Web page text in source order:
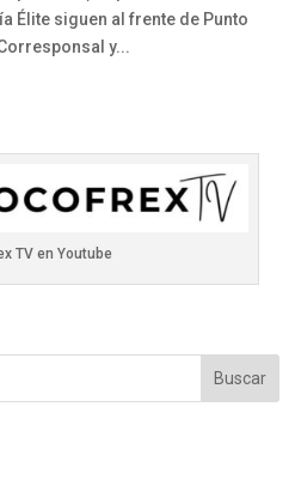
Élite siguen al frente de Punto
y...
TV en Youtube